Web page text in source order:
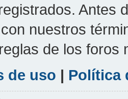
Antes
nuestros
de los foros
de uso | Política